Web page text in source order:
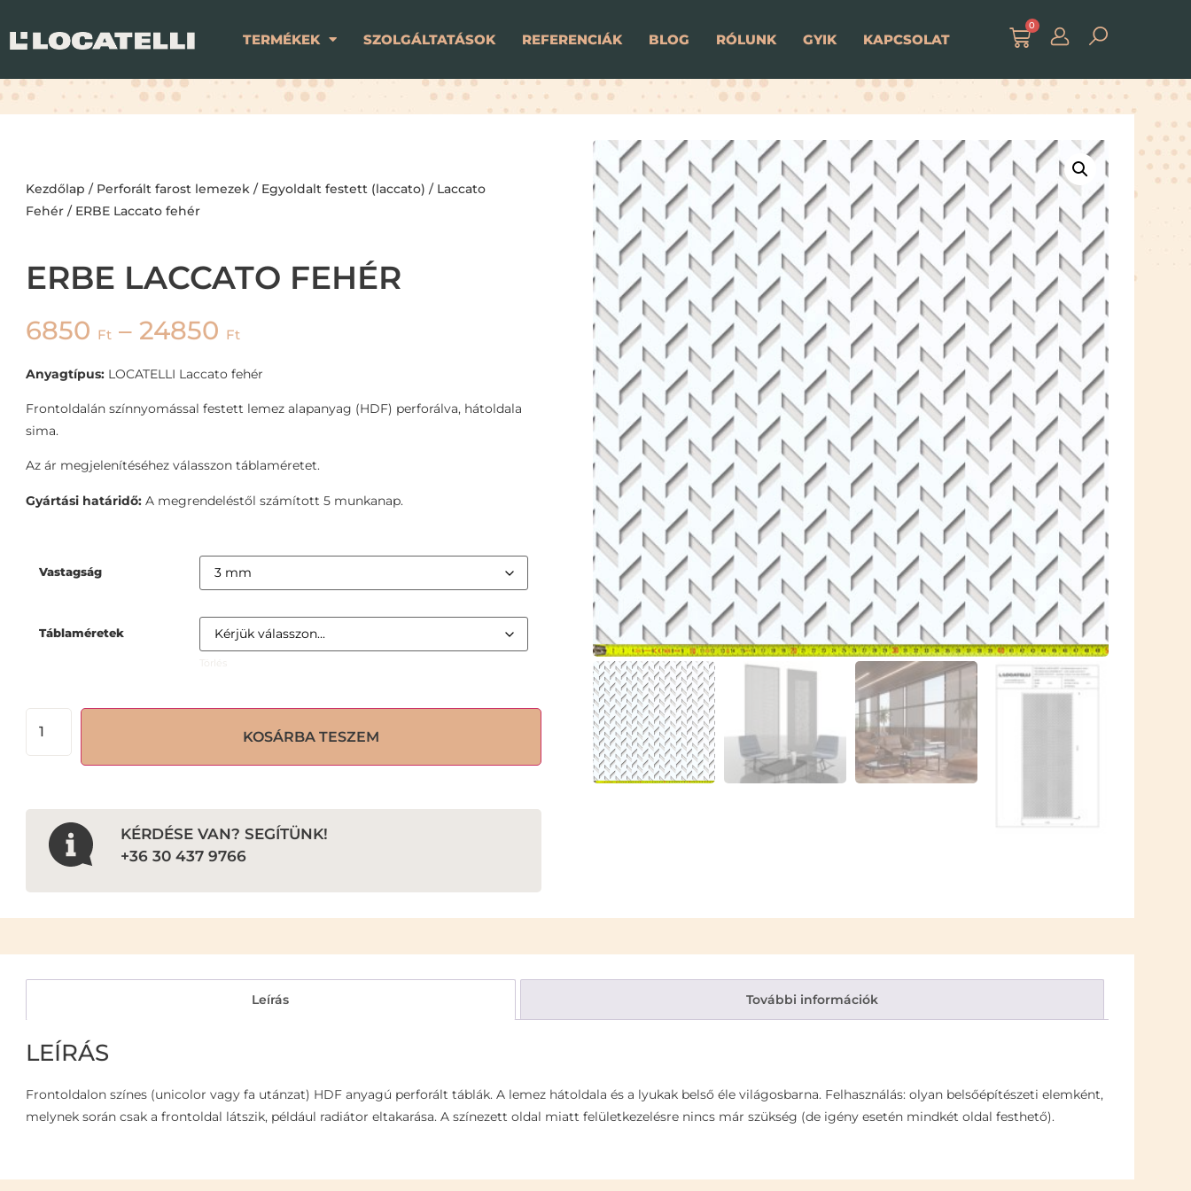
TERMÉKEK SZOLGÁLTATÁSOK REFERENCIÁK BLOG RÓLUNK GYIK KAPCSOLAT
0
Kezdőlap / Perforált farost lemezek/ Egyoldalt festett (laccato) / Laccato
Fehér/ ERBE Laccato fehér
ERBE LACCATO FEHÉR
6850 Ft – 24850 Ft
Anyagtípus:LOCATELLI Laccato fehér
Frontoldalán színnyomással festett lemez alapanyag (HDF) perforálva, hátoldala
sima.
Az ár megjelenítéséhez válasszon táblaméretet.
Gyártási határidő:A megrendeléstől számított 5 munkanap.
Vastagság
Táblaméretek
KOSÁRBA TESZEM
KÉRDÉSE VAN? SEGÍTÜNK!
+36 30 437 9766
Leírás További információk
LEÍRÁS
Frontoldalon színes (unicolor vagy fa utánzat) HDF anyagú perforált táblák. A lemez hátoldala és a lyukak belső éle világosbarna. Felhasználás: olyan belsőépítészeti elemként,
melynek során csak a frontoldal látszik, például radiátor eltakarása. A színezett oldal miatt felületkezelésre nincs már szükség (de igény esetén mindkét oldal festhető).